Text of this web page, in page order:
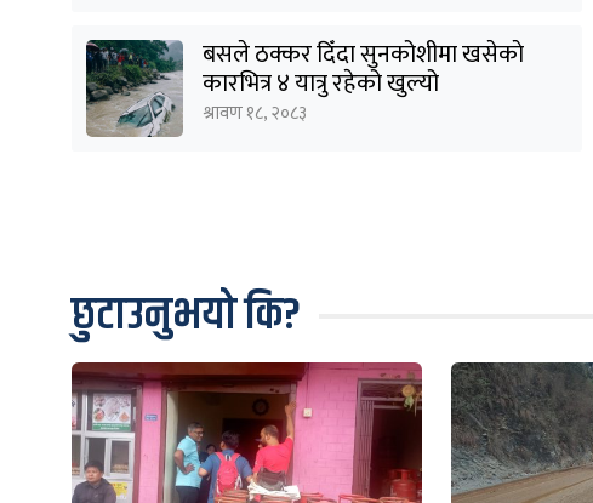
बसले ठक्कर दिँदा सुनकोशीमा खसेकाे
कारभित्र ४ यात्रु रहेको खुल्यो
श्रावण १८, २०८३
छुटाउनुभयो कि?